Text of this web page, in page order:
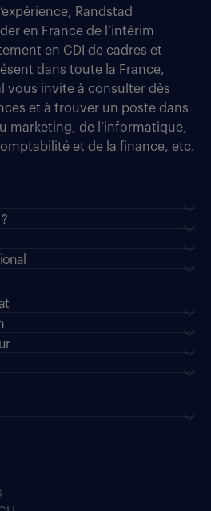
Randstad
en France de l’intérim
en CDI de cadres et
dans toute la France,
vous invite à consulter dès
et à trouver un poste dans
marketing, de l’informatique,
et de la finance, etc.